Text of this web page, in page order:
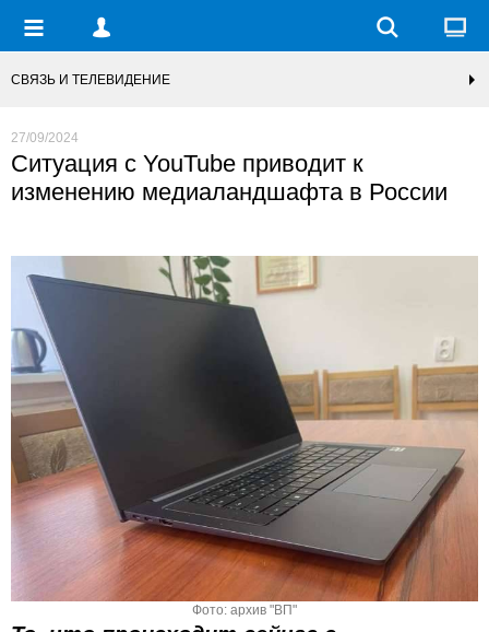
СВЯЗЬ И ТЕЛЕВИДЕНИЕ
27/09/2024
Ситуация с YouTube приводит к
изменению медиаландшафта в России
Фото: архив "ВП"